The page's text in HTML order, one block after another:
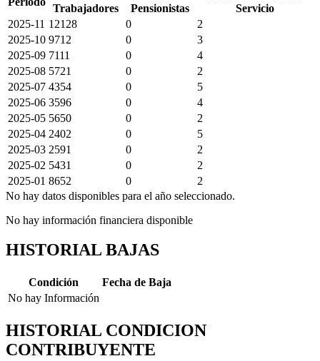
Trabajadores
Pensionistas
Servicio
2025-11 12128 0
2
2025-10 9712 0
3
2025-09 7111 0
4
2025-08 5721 0
2
2025-07 4354 0
5
2025-06 3596 0
4
2025-05 5650 0
2
2025-04 2402 0
5
2025-03 2591 0
2
2025-02 5431 0
2
2025-01 8652 0
2
No hay datos disponibles para el año seleccionado.
No hay información financiera disponible
HISTORIAL BAJAS
Condición
Fecha de Baja
No hay Información
HISTORIAL CONDICION
CONTRIBUYENTE